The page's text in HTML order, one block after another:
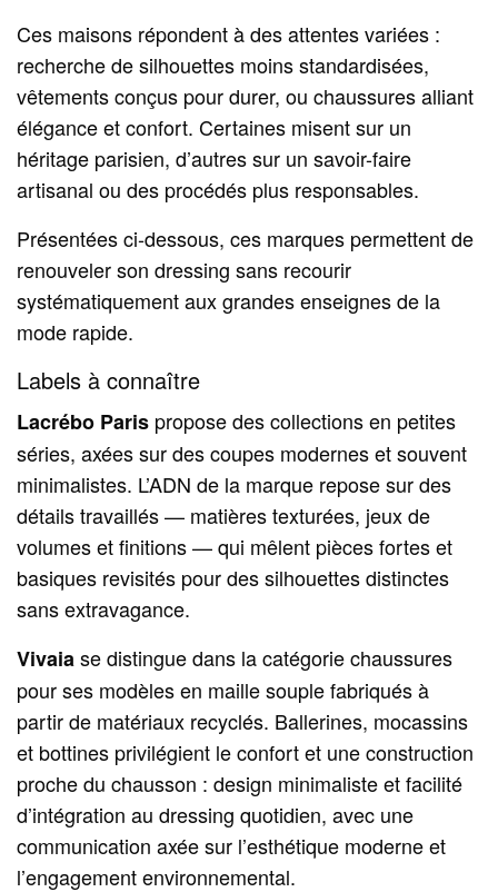
Ces maisons répondent à des attentes variées :
recherche de silhouettes moins standardisées,
vêtements conçus pour durer, ou chaussures alliant
élégance et confort. Certaines misent sur un
héritage parisien, d’autres sur un savoir-faire
artisanal ou des procédés plus responsables.
Présentées ci‑dessous, ces marques permettent de
renouveler son dressing sans recourir
systématiquement aux grandes enseignes de la
mode rapide.
Labels à connaître
Lacrébo Paris propose des collections en petites
séries, axées sur des coupes modernes et souvent
minimalistes. L’ADN de la marque repose sur des
détails travaillés — matières texturées, jeux de
volumes et finitions — qui mêlent pièces fortes et
basiques revisités pour des silhouettes distinctes
sans extravagance.
Vivaiase distingue dans la catégorie chaussures
pour ses modèles en maille souple fabriqués à
partir de matériaux recyclés. Ballerines, mocassins
et bottines privilégient le confort et une construction
proche du chausson : design minimaliste et facilité
d’intégration au dressing quotidien, avec une
communication axée sur l’esthétique moderne et
l’engagement environnemental.